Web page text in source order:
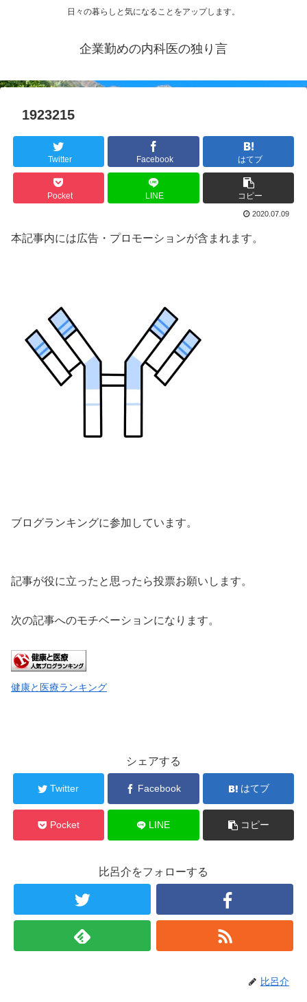
日々の暮らしと気になることをアップします。
企業勤めの内科医の独り言
1923215
Twitter Facebook はてブ
Pocket LINE コピー
2020.07.09
本記事内には広告・プロモーションが含まれます。
ブログランキングに参加しています。
記事が役に立ったと思ったら投票お願いします。
次の記事へのモチベーションになります。
健康と医療ランキング
シェアする
Twitter Facebook はてブ
Pocket LINE コピー
比呂介をフォローする
比呂介